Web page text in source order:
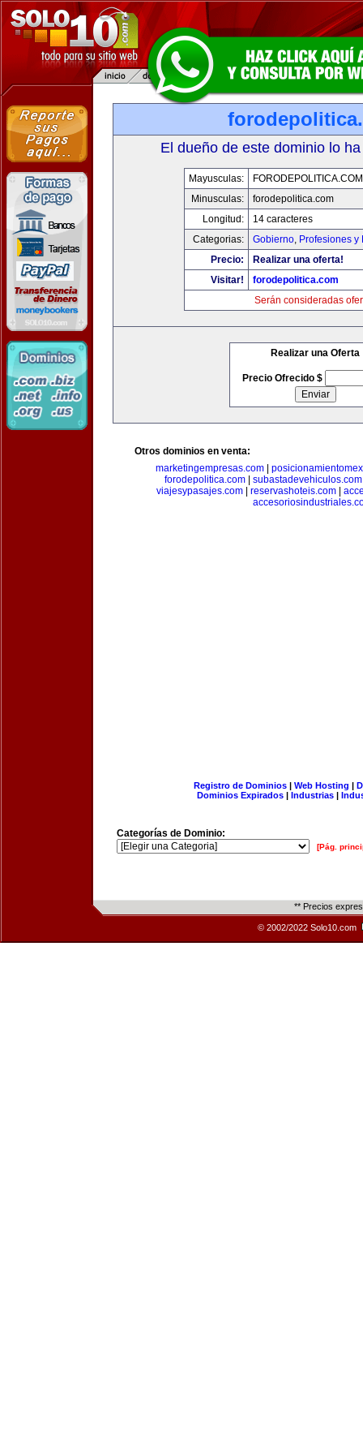
El dueño de este dominio lo
Mayusculas:
FORODEPOLITICA.COM
Minusculas:
forodepolitica.com
Longitud:
14 caracteres
Categorias:
Gobierno, Profesiones y
Precio:
Realizar una oferta!
Visitar!
forodepolitica.com
Serán consideradas
Realizar una Oferta
Precio Ofrecido $
Otros dominios en venta:
marketingempresas.com
forodepolitica.com| subastadevehiculos.com
viajesypasajes.com
reservashoteis.com
Registro de Dominios| Web Hosting |
Dominios Expirados | Industrias |
Categorías de Dominio:
[Pág.
** Precios
© 2002/2022 Solo10.com